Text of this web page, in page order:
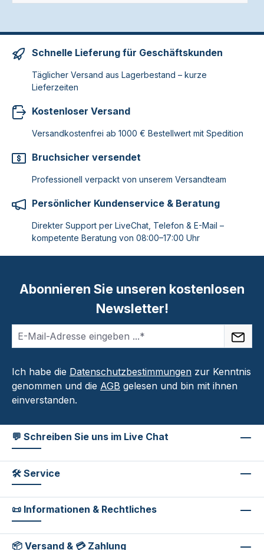
Schnelle Lieferung für Geschäftskunden
Täglicher Versand aus Lagerbestand – kurze
Lieferzeiten
Kostenloser Versand
Versandkostenfrei ab 1000 € Bestellwert mit Spedition
Bruchsicher versendet
Professionell verpackt von unserem Versandteam
Persönlicher Kundenservice & Beratung
Direkter Support per LiveChat, Telefon & E-Mail –
kompetente Beratung von 08:00–17:00 Uhr
Abonnieren Sie unseren kostenlosen
Newsletter!
Ich habe die Datenschutzbestimmungen zur Kenntnis
genommen und die AGB gelesen und bin mit ihnen
einverstanden.
💬 Schreiben Sie uns im Live Chat
🛠 Service
📜 Informationen & Rechtliches
📦 Versand & 💳 Zahlung